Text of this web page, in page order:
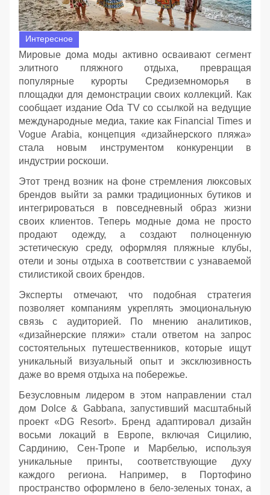
Интересное
Мировые дома моды активно осваивают сегмент
элитного пляжного отдыха, превращая
популярные курорты Средиземноморья в
площадки для демонстрации своих коллекций. Как
сообщает издание Oda TV со ссылкой на ведущие
международные медиа, такие как Financial Times и
Vogue Arabia, концепция «дизайнерского пляжа»
стала новым инструментом конкуренции в
индустрии роскоши.
Этот тренд возник на фоне стремления люксовых
брендов выйти за рамки традиционных бутиков и
интегрироваться в повседневный образ жизни
своих клиентов. Теперь модные дома не просто
продают одежду, а создают полноценную
эстетическую среду, оформляя пляжные клубы,
отели и зоны отдыха в соответствии с узнаваемой
стилистикой своих брендов.
Эксперты отмечают, что подобная стратегия
позволяет компаниям укреплять эмоциональную
связь с аудиторией. По мнению аналитиков,
«дизайнерские пляжи» стали ответом на запрос
состоятельных путешественников, которые ищут
уникальный визуальный опыт и эксклюзивность
даже во время отдыха на побережье.
Безусловным лидером в этом направлении стал
дом Dolce & Gabbana, запустивший масштабный
проект «DG Resort». Бренд адаптировал дизайн
восьми локаций в Европе, включая Сицилию,
Сардинию, Сен-Тропе и Марбелью, используя
уникальные принты, соответствующие духу
каждого региона. Например, в Портофино
пространство оформлено в бело-зеленых тонах, а